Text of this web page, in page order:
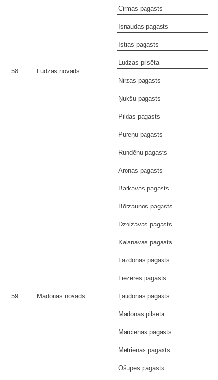
58. Ludzas novads
Cirmas pagasts
Isnaudas pagasts
Istras pagasts
Ludzas pilsēta
Nirzas pagasts
Ņukšu pagasts
Pildas pagasts
Pureņu pagasts
Rundēnu pagasts
59. Madonas novads
Aronas pagasts
Barkavas pagasts
Bērzaunes pagasts
Dzelzavas pagasts
Kalsnavas pagasts
Lazdonas pagasts
Liezēres pagasts
Ļaudonas pagasts
Madonas pilsēta
Mārcienas pagasts
Mētrienas pagasts
Ošupes pagasts